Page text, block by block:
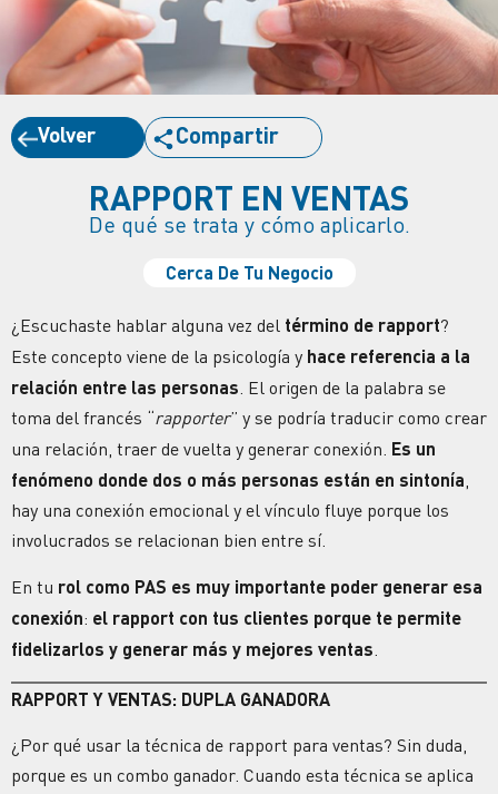
Volver Compartir
RAPPORT EN VENTAS
De qué se trata y cómo aplicarlo.
Cerca De Tu Negocio
¿Escuchaste hablar alguna vez del término de rapport?
Este concepto viene de la psicología y hace referencia a la
relación entre las personas . El origen de la palabra se
toma del francés “rapporter” y se podría traducir como crear
una relación, traer de vuelta y generar conexión. Es un
fenómeno donde dos o más personas están en sintonía
hay una conexión emocional y el vínculo fluye porque los
involucrados se relacionan bien entre sí.
En tu rol como PAS es muy importante poder generar esa
conexión: el rapport con tus clientes porque te permite
fidelizarlos y generar más y mejores ventas.
RAPPORT Y VENTAS: DUPLA GANADORA
¿Por qué usar la técnica de rapport para ventas? Sin duda,
porque es un combo ganador. Cuando esta técnica se aplica